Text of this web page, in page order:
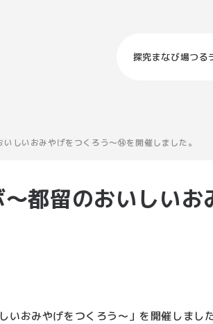
探究まなび場つる
しいおみやげをつくろう～⑭を開催しました。
都留のおいしいお
おみやげをつくろう〜」を開催しました